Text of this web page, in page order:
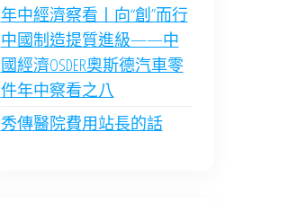
年中經濟察看丨向“創”而行
中國制造提質進級——中
國經濟OSDER奧斯德汽車零
件年中察看之八
秀傳醫院費用站長的話